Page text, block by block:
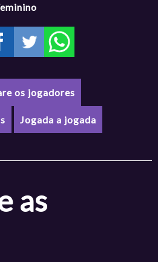
os jogadores
Jogada a jogada